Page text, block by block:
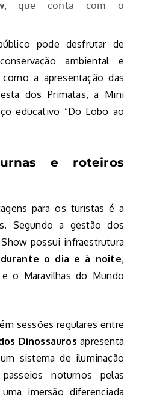
, que conta com o
pode desfrutar de
ambiental e
a apresentação das
dos Primatas, a Mini
educativo “Do Lobo ao
e roteiros
para os turistas é a
Segundo a gestão dos
possui infraestrutura
durante o dia e à noite,
o Maravilhas do Mundo
sessões regulares entre
Dinossauros apresenta
sistema de iluminação
noturnos pelas
imersão diferenciada